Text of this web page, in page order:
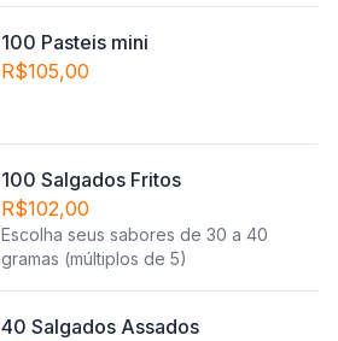
100 Pasteis mini
R$105,00
100 Salgados Fritos
R$102,00
Escolha seus sabores de 30 a 40
gramas (múltiplos de 5)
40 Salgados Assados